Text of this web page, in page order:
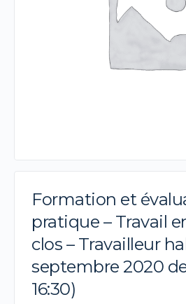
Formation et
pratique – Travail
clos – Travailleur
septembre 2020 de
16:30)